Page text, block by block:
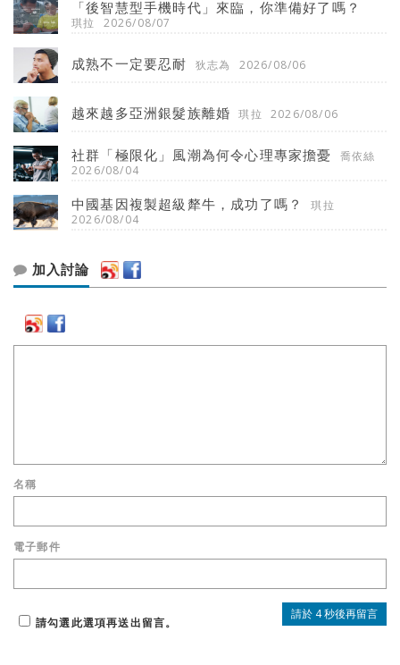
「後智慧型手機時代」來臨，你準備好了嗎？
琪拉 2026/08/07
成熟不一定要忍耐 狄志為 2026/08/06
越來越多亞洲銀髮族離婚 琪拉 2026/08/06
社群「極限化」風潮為何令心理專家擔憂
喬依絲
2026/08/04
中國基因複製超級犛牛，成功了嗎？
琪拉
2026/08/04
加入討論
名稱
電子郵件
請勾選此選項再送出留言。